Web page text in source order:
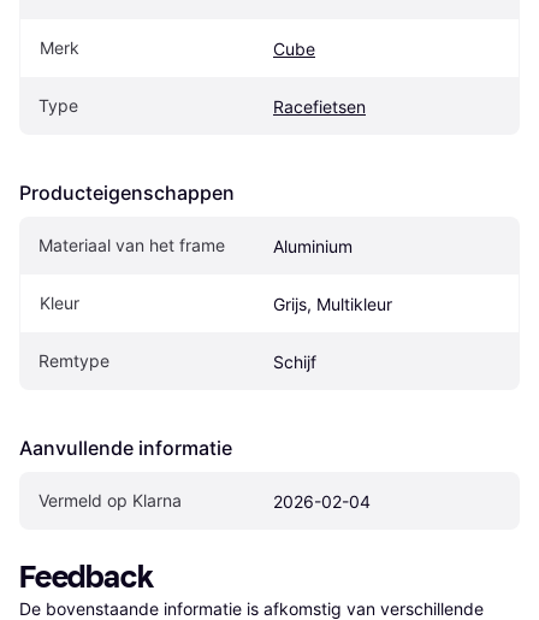
Merk Cube
Type Racefietsen
Producteigenschappen
Materiaal van het frame Aluminium
Kleur Grijs, Multikleur
Remtype Schijf
Aanvullende informatie
Vermeld op Klarna 2026-02-04
Feedback
De bovenstaande informatie is afkomstig van verschillende